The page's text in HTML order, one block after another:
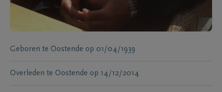
Geboren te Oostende op 01/04/1939
Overleden te Oostende op 14/12/2014